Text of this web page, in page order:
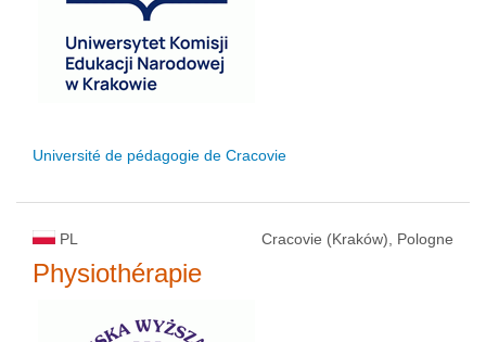
Université de pédagogie de Cracovie
PL Cracovie (Kraków), Pologne
Physiothérapie